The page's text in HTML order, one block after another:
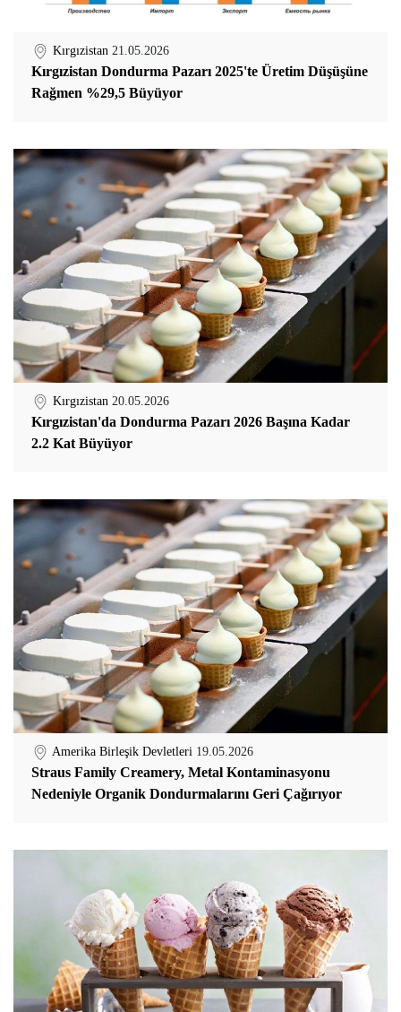
Kırgızistan 21.05.2026
Kırgızistan Dondurma Pazarı 2025'te Üretim Düşüşüne
Rağmen %29,5 Büyüyor
Kırgızistan 20.05.2026
Kırgızistan'da Dondurma Pazarı 2026 Başına Kadar
2.2 Kat Büyüyor
Amerika Birleşik Devletleri 19.05.2026
Straus Family Creamery, Metal Kontaminasyonu
Nedeniyle Organik Dondurmalarını Geri Çağırıyor